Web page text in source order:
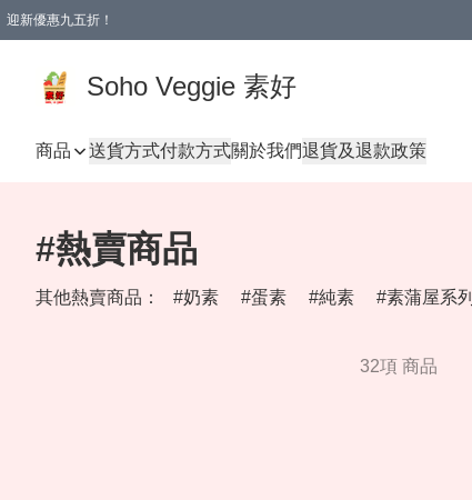
迎新優惠九五折！
Soho Veggie 素好
商品 送貨方式付款方式關於我們退貨及退款政策
#熱賣商品
其他熱賣商品： 奶素 蛋素 純素 素蒲屋系列
32項 商品